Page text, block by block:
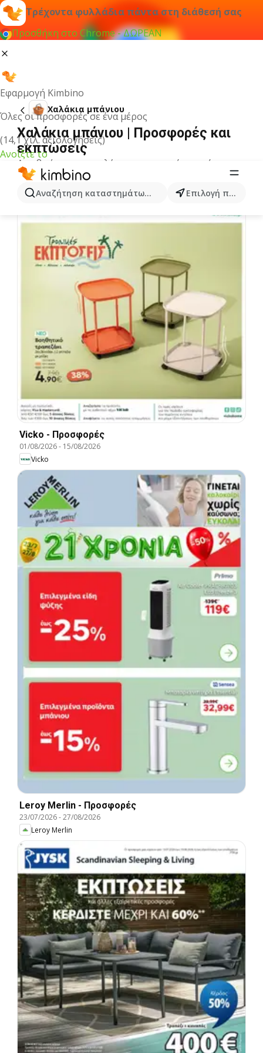
Τρέχοντα φυλλάδια πάντα στη διάθεσή σας
Προσθήκη στο Chrome - ΔΩΡΕΑΝ
Εφαρμογή Kimbino
Όλες οι προσφορές σε ένα μέρος
(14,1 χιλ. αξιολογήσεις)
Ανοίξτε το
Αναζήτηση καταστημάτων, κατηγοριών, προϊόντων...
Επιλογή πόλης
Χαλάκια μπάνιου
Χαλάκια μπάνιου | Προσφορές και
εκπτώσεις
Δεν βρήκαμε αποτελέσματα για αυτόν τον όρο.
Άλλα φυλλάδια από την κατηγορία
Vicko - Προσφορές
01/08/2026- 15/08/2026
Vicko
Leroy Merlin - Προσφορές
23/07/2026-27/08/2026
Leroy Merlin